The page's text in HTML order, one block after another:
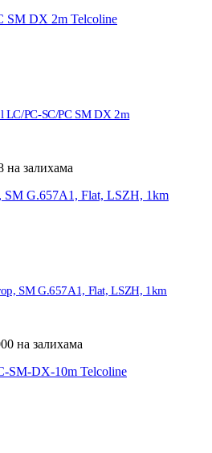
LC/PC-SC/PC SM DX 2m
на залихама
SM G.657A1, Flat, LSZH, 1km
на залихама